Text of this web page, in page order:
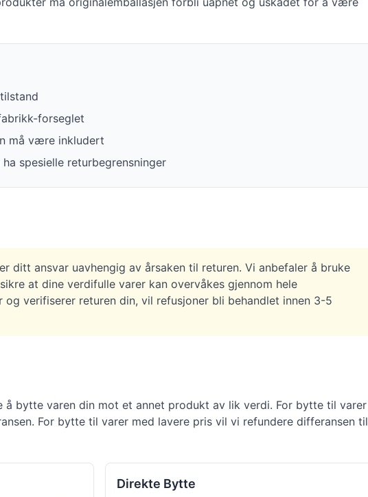
forseglet
må være inkludert
spesielle returbegrensninger
ditt ansvar uavhengig av årsaken til returen. Vi anbefaler å bruke
at dine verdifulle varer kan overvåkes gjennom hele
og verifiserer returen din, vil refusjoner bli behandlet innen 3-5
å bytte varen din mot et annet produkt av lik verdi. For bytte til varer
For bytte til varer med lavere pris vil vi refundere differansen til
Direkte Bytte